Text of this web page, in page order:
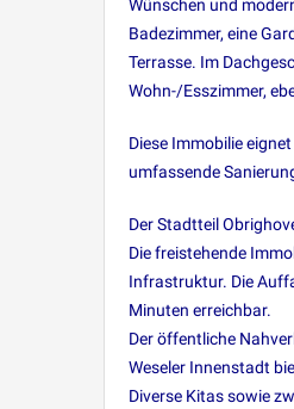
Wünschen und
Badezimmer, eine
Terrasse. Im
Wohn-/Esszimmer,
Diese Immobilie
umfassende
Der Stadtteil
Die freistehende
Infrastruktur. Die
Minuten erreichbar.
Der öffentliche
Weseler Innenstadt
Diverse Kitas sowie